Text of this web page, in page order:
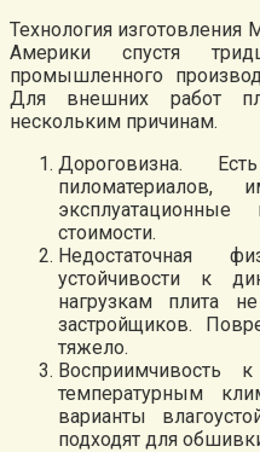
Технология
Америки спустя
промышленного
Для внешних работ
нескольким причинам.
Дороговизна.
стоимости.
Недостаточная
устойчивости к
нагрузкам плита
застройщиков.
тяжело.
Восприимчивость
температурным
варианты
подходят для